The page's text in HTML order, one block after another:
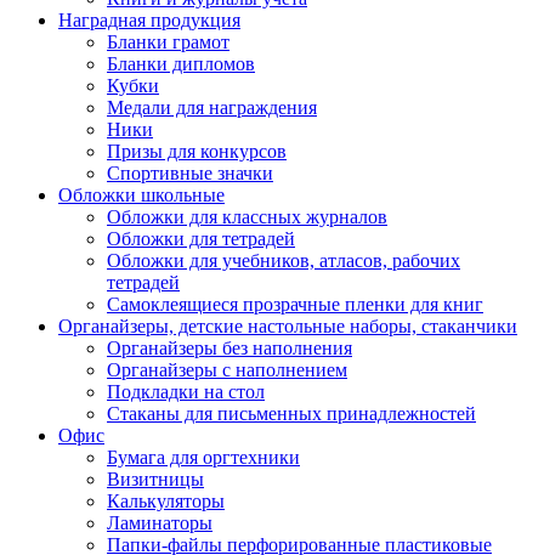
Наградная продукция
Бланки грамот
Бланки дипломов
Кубки
Медали для награждения
Ники
Призы для конкурсов
Спортивные значки
Обложки школьные
Обложки для классных журналов
Обложки для тетрадей
Обложки для учебников, атласов, рабочих
тетрадей
Самоклеящиеся прозрачные пленки для книг
Органайзеры, детские настольные наборы, стаканчики
Органайзеры без наполнения
Органайзеры с наполнением
Подкладки на стол
Стаканы для письменных принадлежностей
Офис
Бумага для оргтехники
Визитницы
Калькуляторы
Ламинаторы
Папки-файлы перфорированные пластиковые